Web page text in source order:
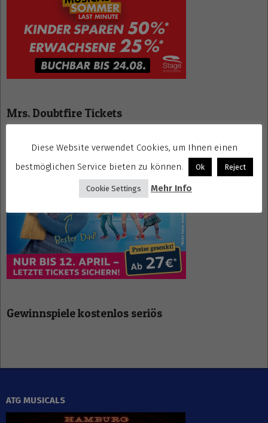
Mrs. Doubtfire Tickets
Gewinnspiele kostenlos seriös
ATG MUSICALS
Diese Website verwendet Cookies, um Ihnen einen
bestmöglichen Service bieten zu können.
Ok Reject
Cookie Settings Mehr Info